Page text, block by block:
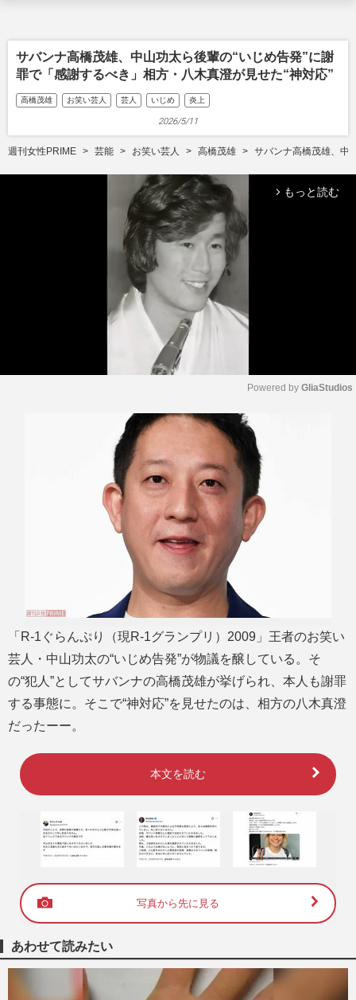
サバンナ高橋茂雄、中山功太ら後輩の“いじめ告発”に謝
罪で「感謝するべき」相方・八木真澄が見せた“神対応”
高橋茂雄 お笑い芸人 芸人 いじめ 炎上
2026/5/11
週刊女性PRIME 芸能 お笑い芸人 高橋茂雄 サバンナ高橋茂雄、中
arrow_forward_ios もっと読む
Powered by GliaStudios
「R-1ぐらんぷり（現R-1グランプリ）2009」王者のお笑い
芸人・中山功太の“いじめ告発”が物議を醸している。そ
の“犯人”としてサバンナの高橋茂雄が挙げられ、本人も謝罪
する事態に。そこで“神対応”を見せたのは、相方の八木真澄
だったーー。
本文を読む
写真から先に見る
あわせて読みたい